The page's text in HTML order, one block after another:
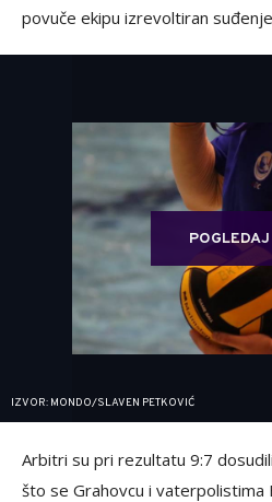
povuče ekipu izrevoltiran
IZVOR: MONDO/SLAVEN PETKOVIĆ
Arbitri su pri rezultatu 9:7
što se Grahovcu i vaterpolistima